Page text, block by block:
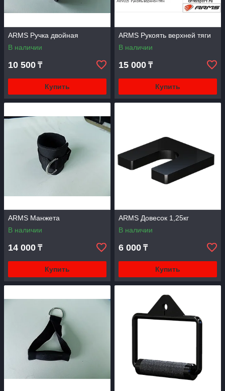
ARMS Ручка двойная
В наличии
10 500 ₸
Купить
ARMS Рукоять верхней тяги
В наличии
15 000 ₸
Купить
ARMS Манжета
В наличии
14 000 ₸
Купить
ARMS Довесок 1,25кг
В наличии
6 000 ₸
Купить